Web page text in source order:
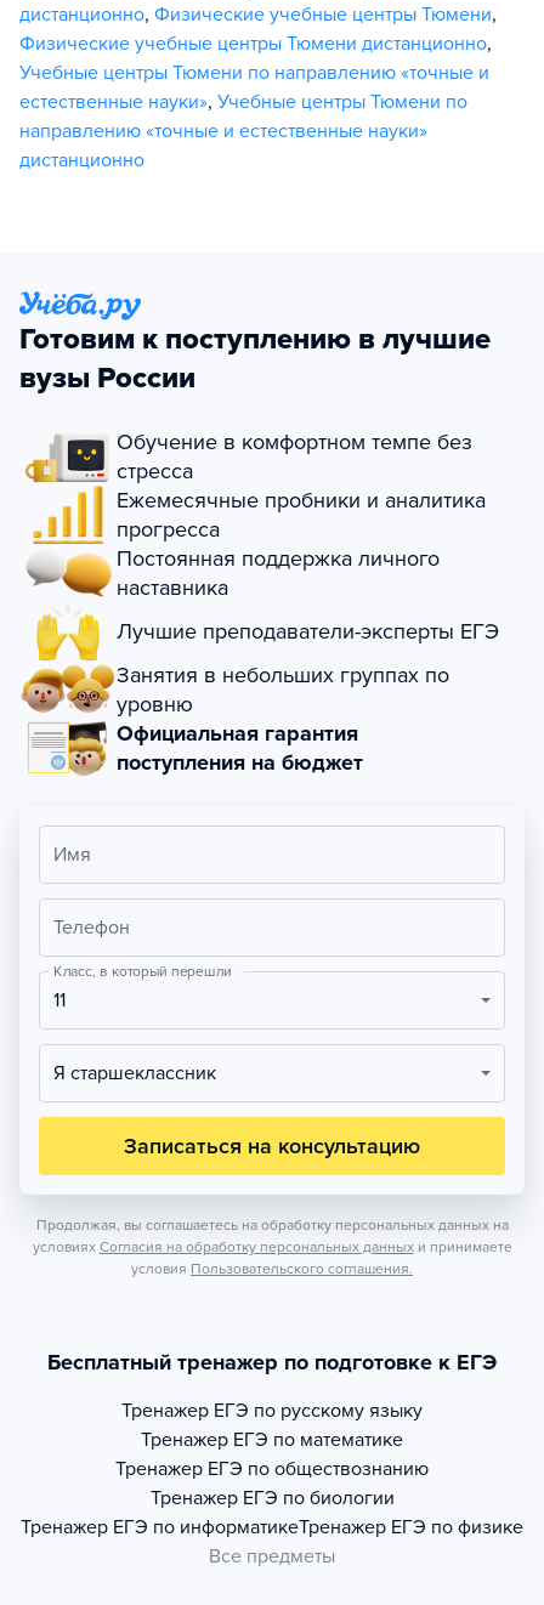
дистанционно, Физические учебные центры Тюмени,
Физические учебные центры Тюмени дистанционно,
Учебные центры Тюмени по направлению «точные и
естественные науки», Учебные центры Тюмени по
направлению «точные и естественные науки»
дистанционно
Готовим к поступлению в лучшие
вузы России
Обучение в комфортном темпе без
стресса
Ежемесячные пробники и аналитика
прогресса
Постоянная поддержка личного
наставника
Лучшие преподаватели-эксперты ЕГЭ
Занятия в небольших группах по
уровню
Официальная гарантия
поступления на бюджет
Имя
Телефон
Класс, в который перешли
11
Я старшеклассник
Записаться на консультацию
Продолжая, вы соглашаетесь на обработку персональных данных на
условиях Согласия на обработку персональных данных и принимаете
условия Пользовательского соглашения.
Бесплатный тренажер по подготовке к ЕГЭ
Тренажер ЕГЭ по русскому языку
Тренажер ЕГЭ по математике
Тренажер ЕГЭ по обществознанию
Тренажер ЕГЭ по биологии
Тренажер ЕГЭ по информатикеТренажер ЕГЭ по физике
Все предметы